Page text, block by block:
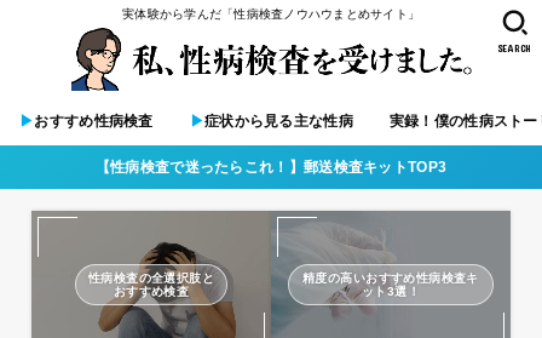
実体験から学んだ「性病検査ノウハウまとめサイト」
▶︎おすすめ性病検査 ▶︎症状から見る主な性病 実録！僕の性病ストー
SEARCH
【性病検査で迷ったらこれ！】郵送検査キットTOP3
性病検査の全選択肢と
おすすめ検査
精度の高いおすすめ性病検査キ
ット3選！